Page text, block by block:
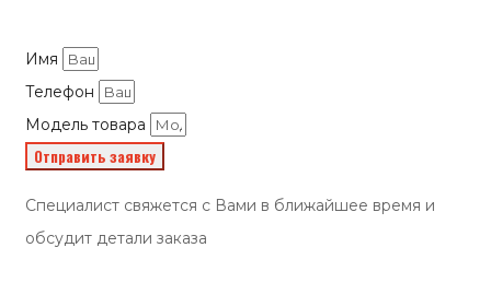
Имя
Телефон
Модель товара
Отправить заявку
Специалист свяжется с Вами в ближайшее время и
обсудит детали заказа